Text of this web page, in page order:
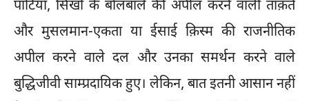
पार्टियाँ, सिखों के बोलबाले की अपील करने वाली ताक़तें
और मुसलमान-एकता या ईसाई क़िस्म की राजनीतिक
अपील करने वाले दल और उनका समर्थन करने वाले
बुद्धिजीवी साम्प्रदायिक हुए। लेकिन, बात इतनी आसान नहीं